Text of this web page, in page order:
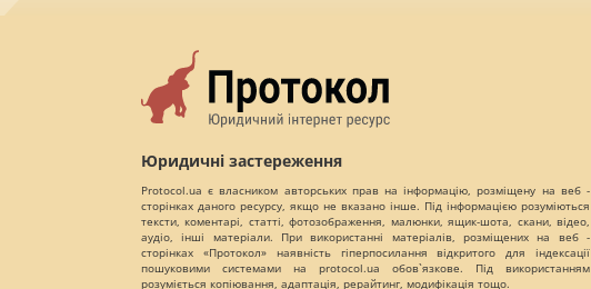
Юридичні застереження
Protocol.ua є власником авторських прав на інформацію, розміщену на веб -
сторінках даного ресурсу, якщо не вказано інше. Під інформацією розуміються
тексти, коментарі, статті, фотозображення, малюнки, ящик-шота, скани, відео,
аудіо, інші матеріали. При використанні матеріалів, розміщених на веб -
сторінках «Протокол» наявність гіперпосилання відкритого для індексації
пошуковими системами на protocol.ua обов`язкове. Під використанням
розуміється копіювання, адаптація, рерайтинг, модифікація тощо.